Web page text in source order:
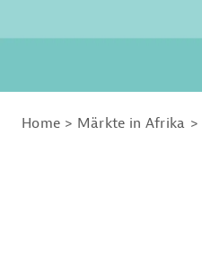
Home Märkte in Afrika